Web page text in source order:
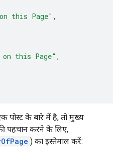
this Page" ,
on this Page" ,
के बारे में है, तो मुख्य
पहचान करने के लिए,
) का इस्तेमाल करें: